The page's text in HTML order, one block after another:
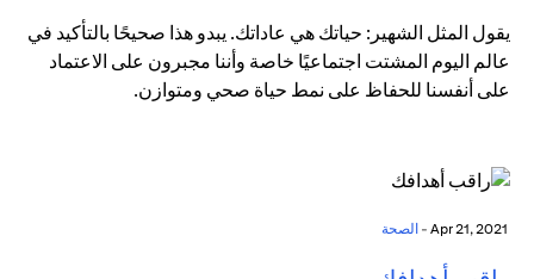
يقول المثل الشهير: حياتك هي عاداتك. يبدو هذا صحيحًا بالتأكيد في
عالم اليوم المشتت اجتماعيًا خاصة وأننا مجبرون على الاعتماد
على أنفسنا للحفاظ على نمط حياة صحي ومتوازن.
الصحة